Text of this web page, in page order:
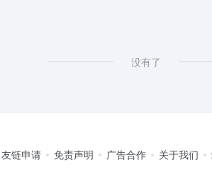
没有了
友链申请 免责声明 广告合作 关于我们